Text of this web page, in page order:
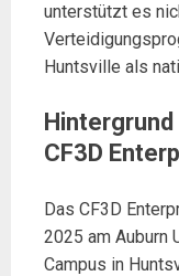
unterstützt es
Huntsville als
CF3D
Das CF3D
2025 am Auburn
Campus in